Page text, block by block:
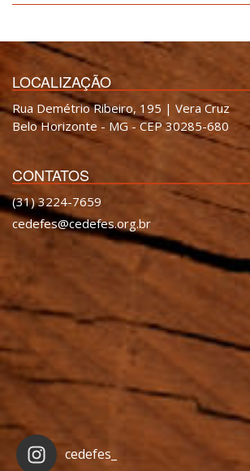
LOCALIZAÇÃO
Rua Demétrio Ribeiro, 195 | Vera Cruz
Belo Horizonte - MG - CEP 30285-680
CONTATOS
(31) 3224-7659
cedefes@cedefes.org.br
cedefes_